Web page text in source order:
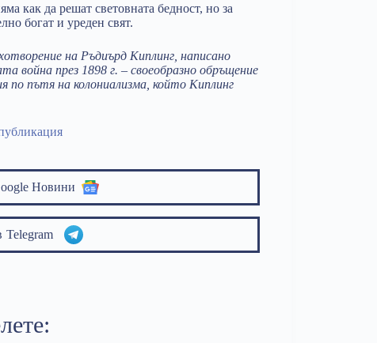
как да решат световната бедност, но за
богат и уреден свят.
на Ръдиърд Киплинг, написано
война през 1898 г. – своеобразно обръщение
по пътя на колониализма, който Киплинг
Новини
Telegram